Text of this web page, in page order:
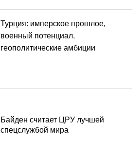
Турция: имперское прошлое,
военный потенциал,
геополитические амбиции
Байден считает ЦРУ лучшей
спецслужбой мира